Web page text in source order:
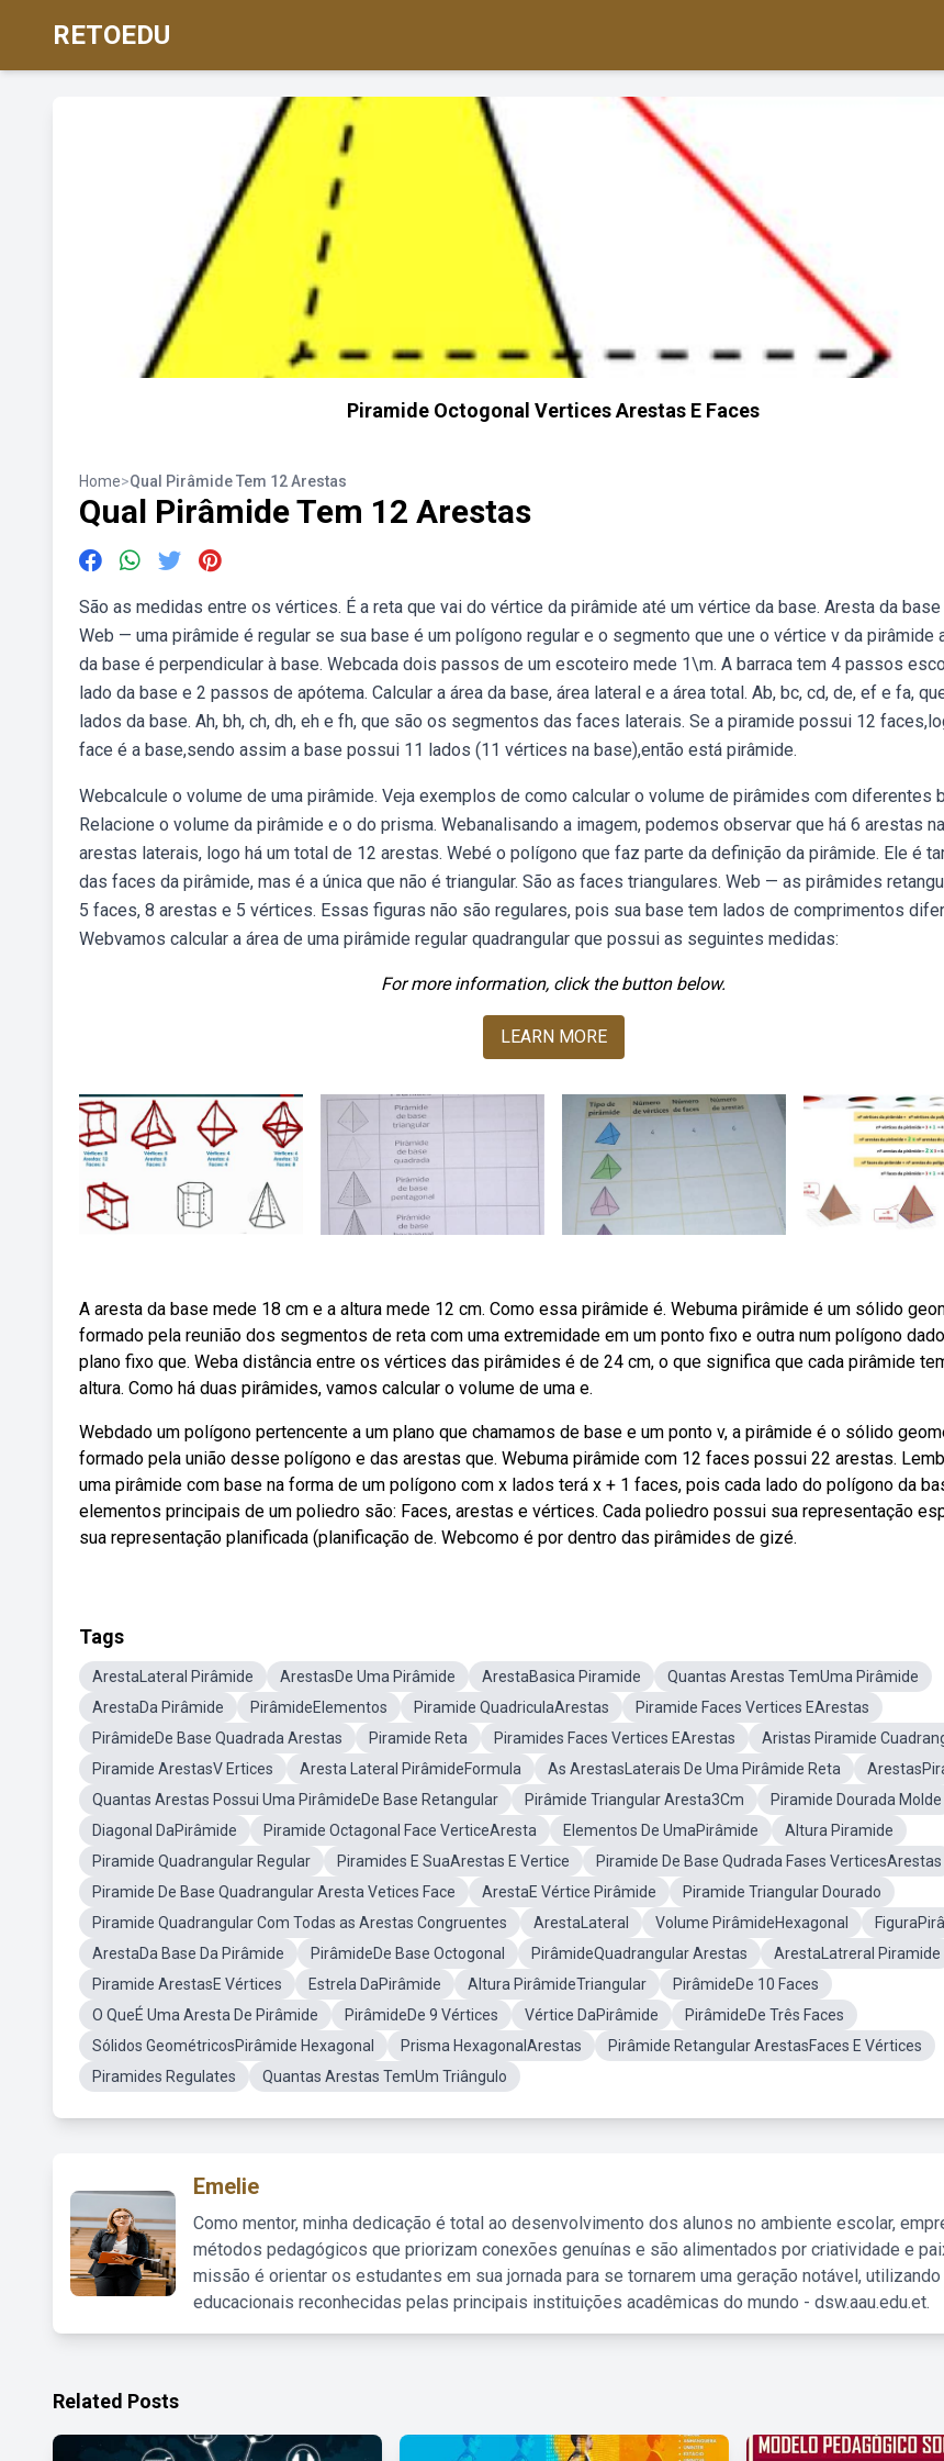
RETOEDU
Piramide Octogonal Vertices Arestas E Faces
Home>Qual Pirâmide Tem 12 Arestas
Qual Pirâmide Tem 12 Arestas
São as medidas entre os vértices. É a reta que vai do vértice da pirâmide até um vértice da base. Aresta da base
Web — uma pirâmide é regular se sua base é um polígono regular e o segmento que une o vértice v da pirâmide
da base é perpendicular à base. Webcada dois passos de um escoteiro mede 1\m. A barraca tem 4 passos
lado da base e 2 passos de apótema. Calcular a área da base, área lateral e a área total. Ab, bc, cd, de, ef e fa,
lados da base. Ah, bh, ch, dh, eh e fh, que são os segmentos das faces laterais. Se a piramide possui 12
face é a base,sendo assim a base possui 11 lados (11 vértices na base),então está pirâmide.
Webcalcule o volume de uma pirâmide. Veja exemplos de como calcular o volume de pirâmides com diferentes
Relacione o volume da pirâmide e o do prisma. Webanalisando a imagem, podemos observar que há 6 arestas
arestas laterais, logo há um total de 12 arestas. Webé o polígono que faz parte da definição da pirâmide. Ele é
das faces da pirâmide, mas é a única que não é triangular. São as faces triangulares. Web — as pirâmides
5 faces, 8 arestas e 5 vértices. Essas figuras não são regulares, pois sua base tem lados de comprimentos
Webvamos calcular a área de uma pirâmide regular quadrangular que possui as seguintes medidas:
For more information, click the button below.
LEARN MORE
A aresta da base mede 18 cm e a altura mede 12 cm. Como essa pirâmide é. Webuma pirâmide é um sólido
formado pela reunião dos segmentos de reta com uma extremidade em um ponto fixo e outra num polígono
plano fixo que. Weba distância entre os vértices das pirâmides é de 24 cm, o que significa que cada pirâmide
altura. Como há duas pirâmides, vamos calcular o volume de uma e.
Webdado um polígono pertencente a um plano que chamamos de base e um ponto v, a pirâmide é o sólido
formado pela união desse polígono e das arestas que. Webuma pirâmide com 12 faces possui 22 arestas.
uma pirâmide com base na forma de um polígono com x lados terá x + 1 faces, pois cada lado do polígono da
elementos principais de um poliedro são: Faces, arestas e vértices. Cada poliedro possui sua representação
sua representação planificada (planificação de. Webcomo é por dentro das pirâmides de gizé.
Tags
ArestaLateral Pirâmide ArestasDe Uma Pirâmide ArestaBasica Piramide
Quantas Arestas TemUma Pirâmide
ArestaDa Pirâmide
PirâmideElementos Piramide QuadriculaArestas
Piramide Faces Vertices EArestas
PirâmideDe Base Quadrada Arestas
Piramide Reta Piramides Faces Vertices EArestas
Aristas Piramide
Piramide ArestasV Ertices
Aresta Lateral PirâmideFormula As ArestasLaterais De Uma Pirâmide Reta
Quantas Arestas Possui Uma PirâmideDe Base Retangular
Pirâmide Triangular Aresta3Cm
Piramide Dourada Molde
Diagonal DaPirâmide
Piramide Octagonal Face VerticeAresta Elementos De UmaPirâmide
Altura Piramide
Piramide Quadrangular Regular
Piramides E SuaArestas E Vertice
Piramide De Base Qudrada Fases VerticesArestas
Piramide De Base Quadrangular Aresta Vetices Face
ArestaE Vértice Pirâmide
Piramide Triangular Dourado
Piramide Quadrangular Com Todas as Arestas Congruentes
ArestaLateral Volume PirâmideHexagonal
ArestaDa Base Da Pirâmide
PirâmideDe Base Octogonal PirâmideQuadrangular Arestas
ArestaLatreral Piramide
Piramide ArestasE Vértices
Estrela DaPirâmide Altura PirâmideTriangular
PirâmideDe 10 Faces
O QueÉ Uma Aresta De Pirâmide
PirâmideDe 9 Vértices Vértice DaPirâmide
PirâmideDe Três Faces
Sólidos GeométricosPirâmide Hexagonal
Prisma HexagonalArestas
Pirâmide Retangular ArestasFaces E Vértices
Piramides Regulates
Quantas Arestas TemUm Triângulo
Emelie
Como mentor, minha dedicação é total ao desenvolvimento dos alunos no ambiente escolar,
métodos pedagógicos que priorizam conexões genuínas e são alimentados por criatividade e
missão é orientar os estudantes em sua jornada para se tornarem uma geração notável,
educacionais reconhecidas pelas principais instituições acadêmicas do mundo - dsw.aau.edu.et.
Related Posts